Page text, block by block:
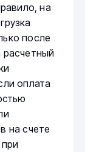
на
после
оплата
на счете